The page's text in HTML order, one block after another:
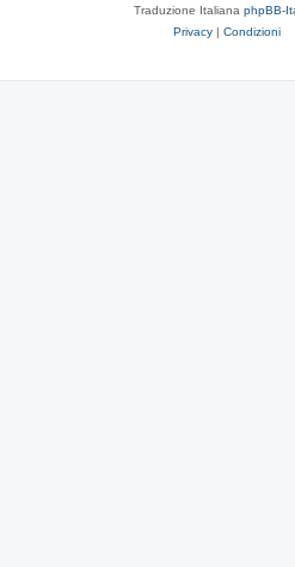
Traduzione Italiana phpBB-
Privacy
Condizioni